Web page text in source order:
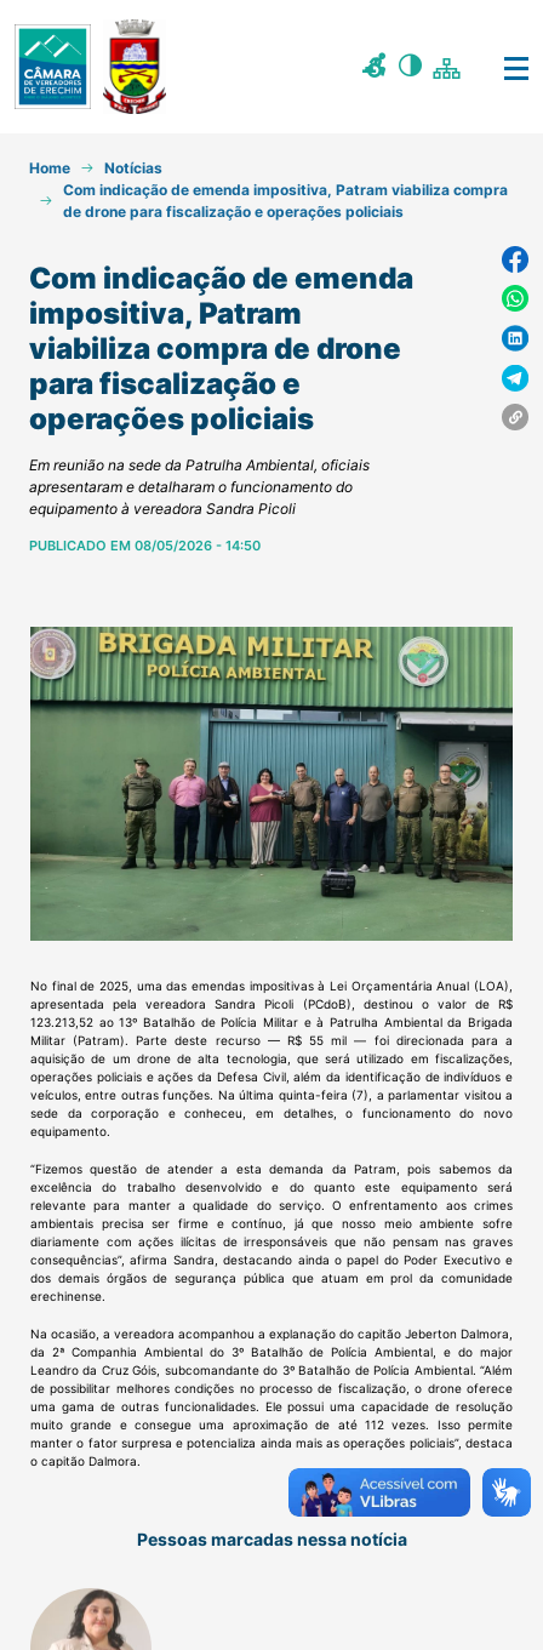
Home
Notícias
Com indicação de emenda impositiva, Patram viabiliza compra
de drone para fiscalização e operações policiais
Com indicação de emenda
impositiva, Patram
viabiliza compra de drone
para fiscalização e
operações policiais
Em reunião na sede da Patrulha Ambiental, oficiais
apresentaram e detalharam o funcionamento do
equipamento à vereadora Sandra Picoli
PUBLICADO EM 08/05/2026 - 14:50
No final de 2025, uma das emendas impositivas à Lei Orçamentária Anual (LOA),
apresentada pela vereadora Sandra Picoli (PCdoB), destinou o valor de R$
123.213,52 ao 13º Batalhão de Polícia Militar e à Patrulha Ambiental da Brigada
Militar (Patram). Parte deste recurso — R$ 55 mil — foi direcionada para a
aquisição de um drone de alta tecnologia, que será utilizado em fiscalizações,
operações policiais e ações da Defesa Civil, além da identificação de indivíduos e
veículos, entre outras funções. Na última quinta-feira (7), a parlamentar visitou a
sede da corporação e conheceu, em detalhes, o funcionamento do novo
equipamento.
“Fizemos questão de atender a esta demanda da Patram, pois sabemos da
excelência do trabalho desenvolvido e do quanto este equipamento será
relevante para manter a qualidade do serviço. O enfrentamento aos crimes
ambientais precisa ser firme e contínuo, já que nosso meio ambiente sofre
diariamente com ações ilícitas de irresponsáveis que não pensam nas graves
consequências”, afirma Sandra, destacando ainda o papel do Poder Executivo e
dos demais órgãos de segurança pública que atuam em prol da comunidade
erechinense.
Na ocasião, a vereadora acompanhou a explanação do capitão Jeberton Dalmora,
da 2ª Companhia Ambiental do 3º Batalhão de Polícia Ambiental, e do major
Leandro da Cruz Góis, subcomandante do 3º Batalhão de Polícia Ambiental. “Além
de possibilitar melhores condições no processo de fiscalização, o drone oferece
uma gama de outras funcionalidades. Ele possui uma capacidade de resolução
muito grande e consegue uma aproximação de até 112 vezes. Isso permite
manter o fator surpresa e potencializa ainda mais as operações policiais”, destaca
o capitão Dalmora.
Pessoas marcadas nessa notícia